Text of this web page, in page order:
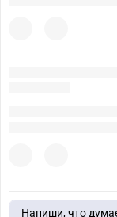
Напиши, что